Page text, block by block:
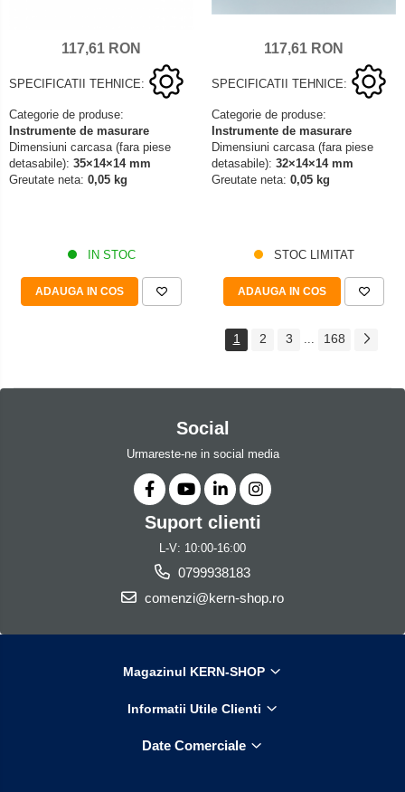
117,61 RON
SPECIFICATII TEHNICE:
Categorie de produse:
Instrumente de masurare
Dimensiuni carcasa (fara piese
detasabile): 35×14×14 mm
Greutate neta: 0,05 kg
IN STOC
ADAUGA IN COS
117,61 RON
SPECIFICATII TEHNICE:
Categorie de produse:
Instrumente de masurare
Dimensiuni carcasa (fara piese
detasabile): 32×14×14 mm
Greutate neta: 0,05 kg
STOC LIMITAT
ADAUGA IN COS
1 2 3 ... 168
Social
Urmareste-ne in social media
Suport clienti
L-V: 10:00-16:00
0799938183
comenzi@kern-shop.ro
Magazinul KERN-SHOP
Informatii Utile Clienti
Date Comerciale